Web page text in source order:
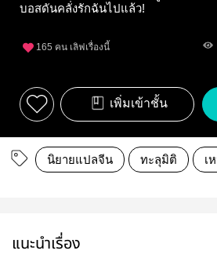
บอสดันคลั่งรักฉันไปแล้ว!
165 คน เลิฟเรื่องนี้
เพิ่มเข้าชั้น
นิยายแปลจีน ทะลุมิติ เ
แนะนำเรื่อง